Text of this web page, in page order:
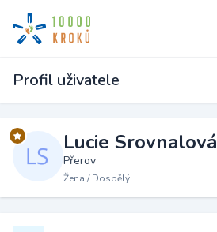
Profil uživatele
Lucie Srovnalová
Přerov
Žena / Dospělý